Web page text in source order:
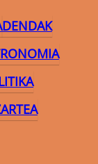
DENDAK